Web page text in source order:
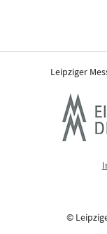
Leipziger
©